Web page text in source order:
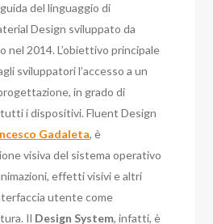
del linguaggio di
Design sviluppato da
nel 2014. L’obiettivo principale
sviluppatori l’accesso a un
in grado di
tutti i dispositivi.Fluent Design
Gadaleta, è
visiva del sistema operativo
effetti visivi e altri
utente come
Il Design System, infatti, è